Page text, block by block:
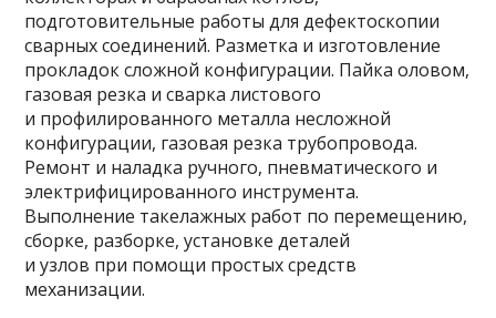
подготовительные работы для дефектоскопии
сварных соединений. Разметка и изготовление
прокладок сложной конфигурации. Пайка оловом,
газовая резка и сварка листового
и профилированного металла несложной
конфигурации, газовая резка трубопровода.
Ремонт и наладка ручного, пневматического и
электрифицированного инструмента.
Выполнение такелажных работ по перемещению,
сборке, разборке, установке деталей
и узлов при помощи простых средств
механизации.